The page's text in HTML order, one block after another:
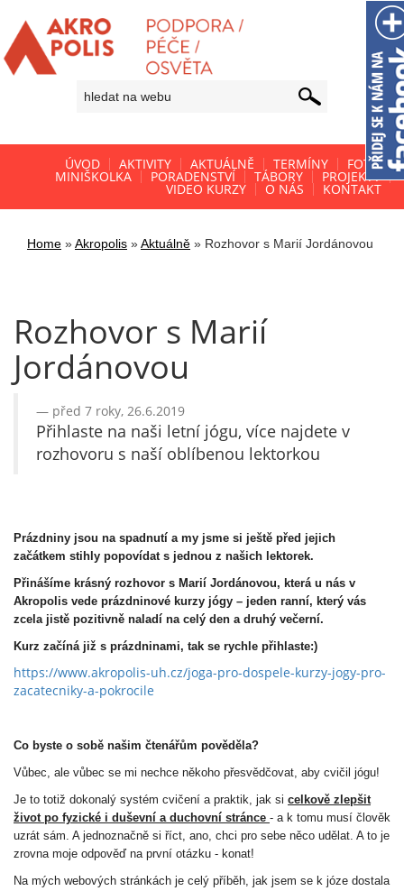
ÚVOD AKTIVITY AKTUÁLNĚ TERMÍNY FOTO
MINIŠKOLKA PORADENSTVÍ TÁBORY PROJEKTY
VIDEO KURZY O NÁS KONTAKT
Home »Akropolis »Aktuálně » Rozhovor s Marií Jordánovou
Rozhovor s Marií
Jordánovou
před 7 roky, 26.6.2019
Přihlaste na naši letní jógu, více najdete v
rozhovoru s naší oblíbenou lektorkou
Prázdniny jsou na spadnutí a my jsme si ještě před jejich
začátkem stihly popovídat s jednou z našich lektorek.
Přinášíme krásný rozhovor s Marií Jordánovou, která u nás v
Akropolis vede prázdninové kurzy jógy – jeden ranní, který vás
zcela jistě pozitivně naladí na celý den a druhý večerní.
Kurz začíná již s prázdninami, tak se rychle přihlaste:)
https://www.akropolis-uh.cz/joga-pro-dospele-kurzy-jogy-pro-
zacatecniky-a-pokrocile
Co byste o sobě našim čtenářům pověděla?
Vůbec, ale vůbec se mi nechce někoho přesvědčovat, aby cvičil jógu!
Je to totiž dokonalý systém cvičení a praktik, jak si celkově zlepšit
život po fyzické i duševní a duchovní stránce - a k tomu musí člověk
uzrát sám. A jednoznačně si říct, ano, chci pro sebe něco udělat. A to je
zrovna moje odpověď na první otázku - konat!
Na mých webových stránkách je celý příběh, jak jsem se k józe dostala